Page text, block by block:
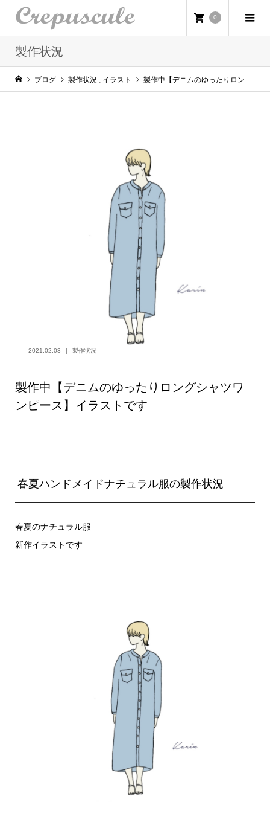
0
製作状況
ブログ 製作状況 , イラスト 製作中【デニムのゆったりロングシャツワンピース】イラストです
2021.02.03 製作状況
製作中【デニムのゆったりロングシャツワ
ンピース】イラストです
春夏ハンドメイドナチュラル服の製作状況
春夏のナチュラル服
新作イラストです